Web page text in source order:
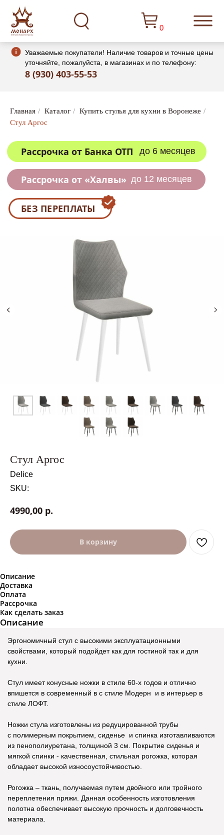
Уважаемые покупатели! Наличие товаров и точные цены
уточняйте, пожалуйста, в магазинах и по телефону:
8 (930) 403-55-53
Главная / Каталог / Купить стулья для кухни в Воронеже /
Стул Аргос
Рассрочка от Банка ОТП
Рассрочка от «Халвы»
БЕЗ ПЕРЕПЛАТЫ
Стул Аргос
Delice
SKU:
4990,00 р.
В корзину
Описание
Доставка
Оплата
Рассрочка
Как сделать заказ
Описание
Эргономичный стул с высокими эксплуатационными
свойствами, который подойдет как для гостиной так и для
кухни.
Стул имеет конусные ножки в стиле 60-х годов и отлично
впишется в современный в с стиле Модерн и в интерьер в
стиле ЛОФТ.
Ножки стула изготовлены из редуцированной трубы
с полимерным покрытием, сиденье и спинка изготавливаются
из пенополиуретана, толщиной 3 см. Покрытие сиденья и
мягкой спинки - качественная, стильная рогожка, которая
обладает высокой износоустойчивостью.
Рогожка – ткань, получаемая путем двойного или тройного
переплетения пряжи. Данная особенность изготовления
полотна обеспечивает высокую прочность и долговечность
материала.